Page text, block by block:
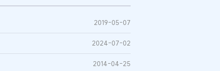
2019-05-07
2024-07-02
2014-04-25